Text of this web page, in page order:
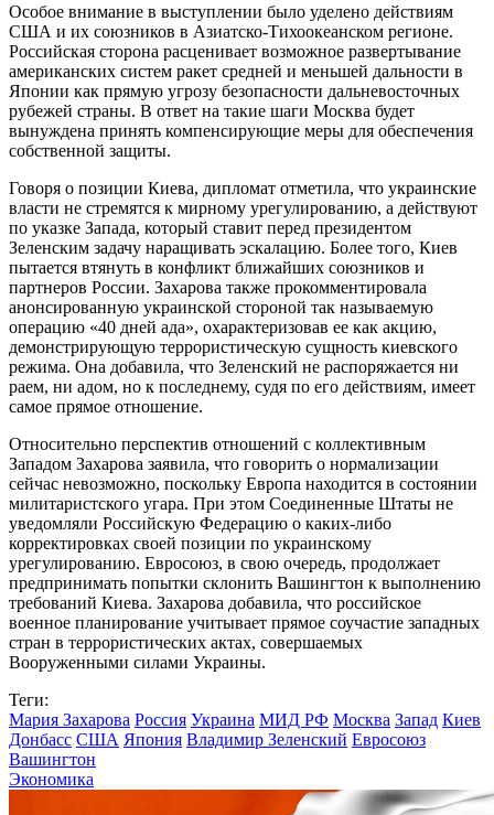
Особое внимание в выступлении было уделено действиям
США и их союзников в Азиатско-Тихоокеанском регионе.
Российская сторона расценивает возможное развертывание
американских систем ракет средней и меньшей дальности в
Японии как прямую угрозу безопасности дальневосточных
рубежей страны. В ответ на такие шаги Москва будет
вынуждена принять компенсирующие меры для обеспечения
собственной защиты.
Говоря о позиции Киева, дипломат отметила, что украинские
власти не стремятся к мирному урегулированию, а действуют
по указке Запада, который ставит перед президентом
Зеленским задачу наращивать эскалацию. Более того, Киев
пытается втянуть в конфликт ближайших союзников и
партнеров России. Захарова также прокомментировала
анонсированную украинской стороной так называемую
операцию «40 дней ада», охарактеризовав ее как акцию,
демонстрирующую террористическую сущность киевского
режима. Она добавила, что Зеленский не распоряжается ни
раем, ни адом, но к последнему, судя по его действиям, имеет
самое прямое отношение.
Относительно перспектив отношений с коллективным
Западом Захарова заявила, что говорить о нормализации
сейчас невозможно, поскольку Европа находится в состоянии
милитаристского угара. При этом Соединенные Штаты не
уведомляли Российскую Федерацию о каких-либо
корректировках своей позиции по украинскому
урегулированию. Евросоюз, в свою очередь, продолжает
предпринимать попытки склонить Вашингтон к выполнению
требований Киева. Захарова добавила, что российское
военное планирование учитывает прямое соучастие западных
стран в террористических актах, совершаемых
Вооруженными силами Украины.
Теги:
Мария Захарова Россия Украина МИД РФ Москва Запад Киев
Донбасс США Япония Владимир Зеленский Евросоюз
Вашингтон
Экономика